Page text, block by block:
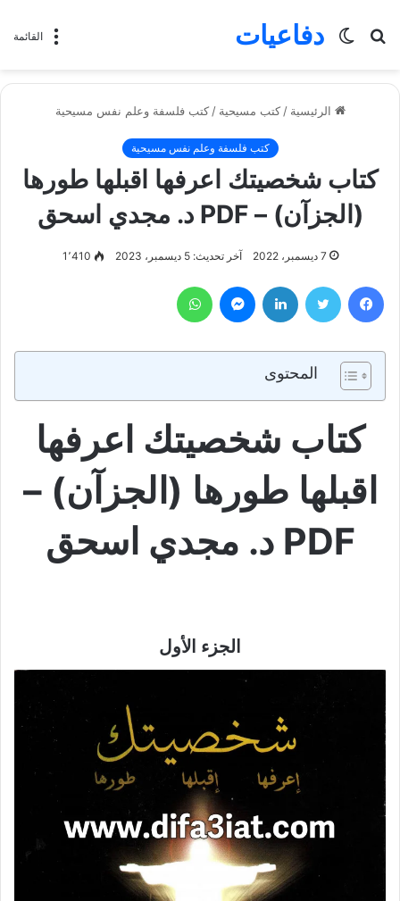
القائمة دفاعيات
بحث
الوضع
الرئيسية / كتب مسيحية / كتب فلسفة وعلم نفس مسيحية
كتب فلسفة وعلم نفس مسيحية
كتاب شخصيتك اعرفها اقبلها طورها
(الجزآن) – PDF د. مجدي اسحق
7 ديسمبر، 2022 آخر تحديث: 5 ديسمبر، 2023 1٬410
فيسبوك تويتر لينكدإن ماسنجر
المحتوى
كتاب شخصيتك اعرفها
اقبلها طورها (الجزآن) –
PDF د. مجدي اسحق
الجزء الأول